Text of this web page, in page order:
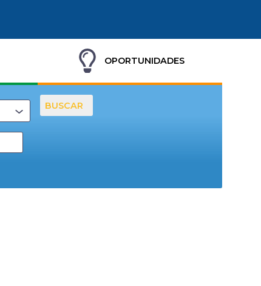
OPORTUNIDADES
BUSCAR